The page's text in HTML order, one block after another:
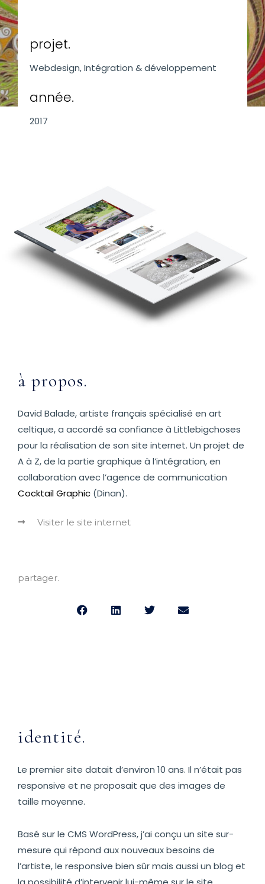
projet.
Webdesign, Intégration & développement
année.
2017
à propos.
David Balade, artiste français spécialisé en art
celtique, a accordé sa confiance à Littlebigchoses
pour la réalisation de son site internet. Un projet de
A à Z, de la partie graphique à l’intégration, en
collaboration avec l’agence de communication
Cocktail Graphic (Dinan).
Visiter le site internet
partager.
identité.
Le premier site datait d’environ 10 ans. Il n’était pas
responsive et ne proposait que des images de
taille moyenne.
Basé sur le CMS WordPress, j’ai conçu un site sur-
mesure qui répond aux nouveaux besoins de
l’artiste, le responsive bien sûr mais aussi un blog et